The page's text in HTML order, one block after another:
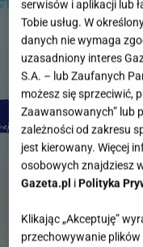
serwisów i aplikacji lub
Tobie usług. W
danych nie wymaga
uzasadniony interes
S.A. – lub Zaufanych
możesz się sprzeciwić,
Zaawansowanych” lub
zależności od zakresu
jest kierowany. Więcej
osobowych znajdziesz
Gazeta.pl i Polityka
Klikając „Akceptuję”
przechowywanie plików